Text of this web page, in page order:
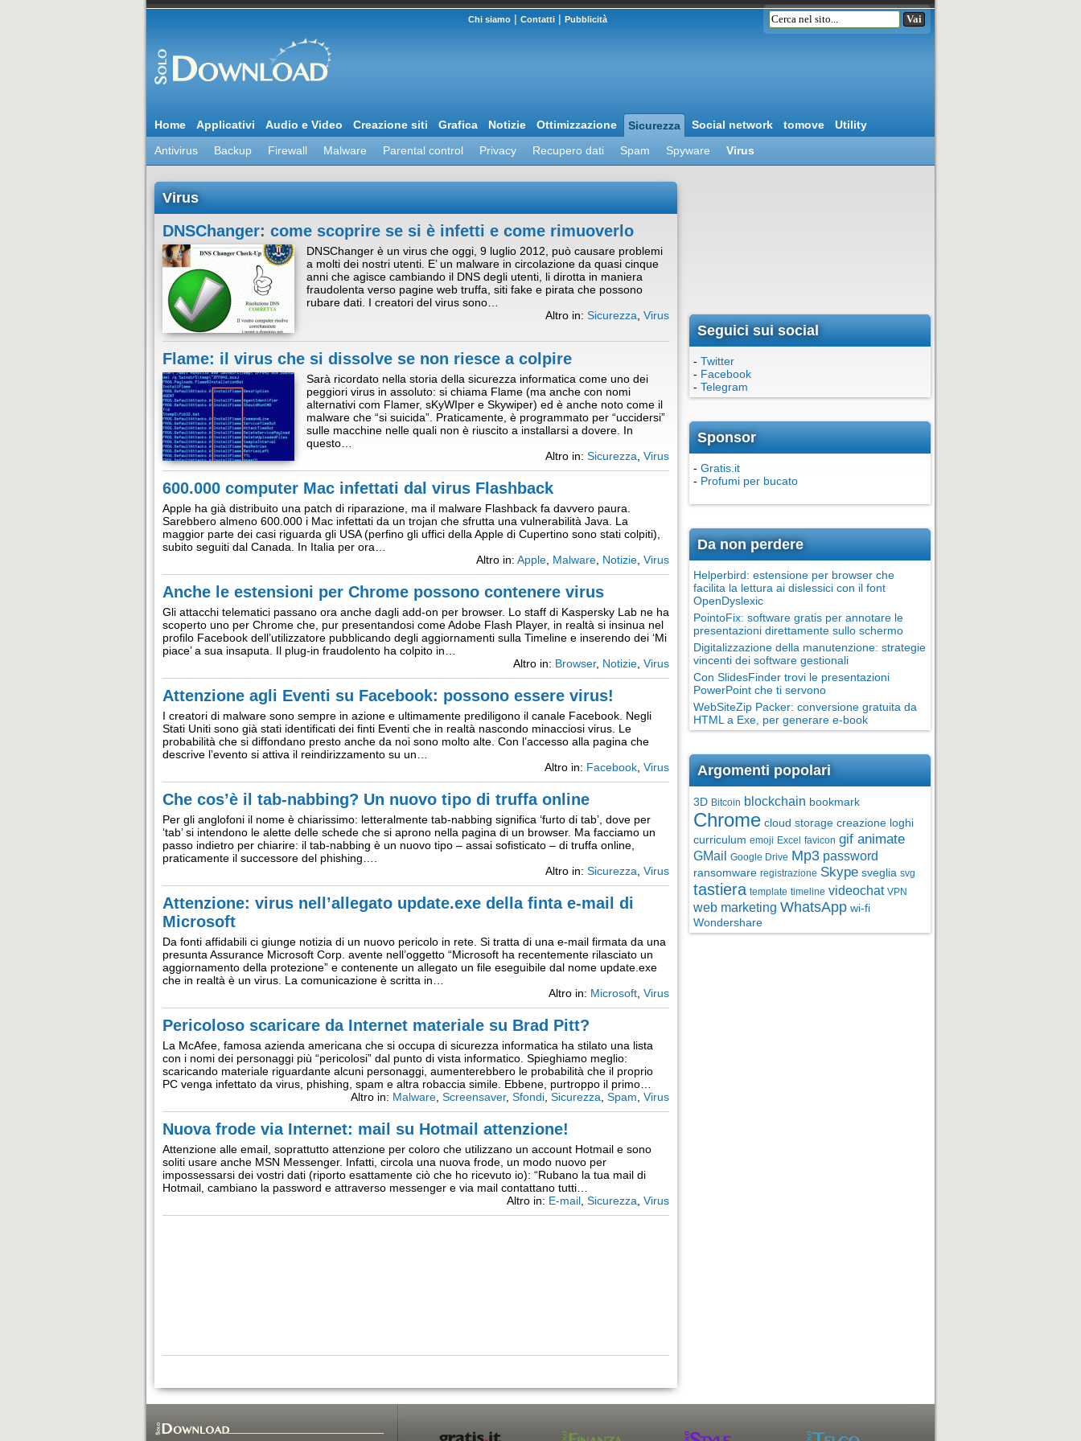
Chi siamo | Contatti | Pubblicità
Home Applicativi Audio e Video Creazione siti Grafica Notizie Ottimizzazione Sicurezza Social network tomove
Utility
Antivirus
Backup Firewall Malware Parental control Privacy Recupero dati Spam Spyware Virus
Virus
DNSChanger: come scoprire se si è infetti e come rimuoverlo
DNSChanger è un virus che oggi, 9 luglio 2012, può causare problemi
a molti dei nostri utenti. E’ un malware in circolazione da quasi cinque
anni che agisce cambiando il DNS degli utenti, li dirotta in maniera
fraudolenta verso pagine web truffa, siti fake e pirata che possono
rubare dati. I creatori del virus sono…
Altro in: Sicurezza Virus
Flame: il virus che si dissolve se non riesce a colpire
Sarà ricordato nella storia della sicurezza informatica come uno dei
peggiori virus in assoluto: si chiama Flame (ma anche con nomi
alternativi com Flamer, sKyWIper e Skywiper) ed è anche noto come il
malware che “si suicida”. Praticamente, è programmato per “uccidersi”
sulle macchine nelle quali non è riuscito a installarsi a dovere. In
questo…
Altro in: Sicurezza Virus
600.000 computer Mac infettati dal virus Flashback
Apple ha già distribuito una patch di riparazione, ma il malware Flashback fa davvero paura.
Sarebbero almeno 600.000 i Mac infettati da un trojan che sfrutta una vulnerabilità Java. La
maggior parte dei casi riguarda gli USA (perfino gli uffici della Apple di Cupertino sono stati colpiti),
subito seguiti dal Canada. In Italia per ora…
Altro in: Apple Malware Notizie Virus
Anche le estensioni per Chrome possono contenere virus
Gli attacchi telematici passano ora anche dagli add-on per browser. Lo staff di Kaspersky Lab ne ha
scoperto uno per Chrome che, pur presentandosi come Adobe Flash Player, in realtà si insinua nel
profilo Facebook dell’utilizzatore pubblicando degli aggiornamenti sulla Timeline e inserendo dei ‘Mi
piace’ a sua insaputa. Il plug-in fraudolento ha colpito in…
Altro in: Browser, Notizie Virus
Attenzione agli Eventi su Facebook: possono essere virus!
I creatori di malware sono sempre in azione e ultimamente prediligono il canale Facebook. Negli
Stati Uniti sono già stati identificati dei finti Eventi che in realtà nascondo minacciosi virus. Le
probabilità che si diffondano presto anche da noi sono molto alte. Con l’accesso alla pagina che
descrive l’evento si attiva il reindirizzamento su un…
Altro in: Facebook Virus
Che cos’è il tab-nabbing? Un nuovo tipo di truffa online
Per gli anglofoni il nome è chiarissimo: letteralmente tab-nabbing significa ‘furto di tab’, dove per
‘tab’ si intendono le alette delle schede che si aprono nella pagina di un browser. Ma facciamo un
passo indietro per chiarire: il tab-nabbing è un nuovo tipo – assai sofisticato – di truffa online,
praticamente il successore del phishing….
Altro in: Sicurezza Virus
Attenzione: virus nell’allegato update.exe della finta e-mail di
Microsoft
Da fonti affidabili ci giunge notizia di un nuovo pericolo in rete. Si tratta di una e-mail firmata da una
presunta Assurance Microsoft Corp. avente nell’oggetto “Microsoft ha recentemente rilasciato un
aggiornamento della protezione” e contenente un allegato un file eseguibile dal nome update.exe
che in realtà è un virus. La comunicazione è scritta in…
Altro in: Microsoft Virus
Pericoloso scaricare da Internet materiale su Brad Pitt?
La McAfee, famosa azienda americana che si occupa di sicurezza informatica ha stilato una lista
con i nomi dei personaggi più “pericolosi” dal punto di vista informatico. Spieghiamo meglio:
scaricando materiale riguardante alcuni personaggi, aumenterebbero le probabilità che il proprio
PC venga infettato da virus, phishing, spam e altra robaccia simile. Ebbene, purtroppo il primo…
Altro in: Malware Screensaver, Sfondi Sicurezza Spam Virus
Nuova frode via Internet: mail su Hotmail attenzione!
Attenzione alle email, soprattutto attenzione per coloro che utilizzano un account Hotmail e sono
soliti usare anche MSN Messenger. Infatti, circola una nuova frode, un modo nuovo per
impossessarsi dei vostri dati (riporto esattamente ciò che ho ricevuto io): “Rubano la tua mail di
Hotmail, cambiano la password e attraverso messenger e via mail contattano tutti…
Altro in: E-mail Sicurezza Virus
Seguici sui social
- Twitter
- Facebook
- Telegram
Sponsor
- Gratis.it
- Profumi per bucato
Da non perdere
Helperbird: estensione per browser che
facilita la lettura ai dislessici con il font
OpenDyslexic
PointoFix: software gratis per annotare le
presentazioni direttamente sullo schermo
Digitalizzazione della manutenzione: strategie
vincenti dei software gestionali
Con SlidesFinder trovi le presentazioni
PowerPoint che ti servono
WebSiteZip Packer: conversione gratuita da
HTML a Exe, per generare e-book
Argomenti popolari
3D Bitcoin blockchain bookmark
Chrome cloud storage creazione loghi
curriculum emoji Excel favicon gif animate
GMail Google Drive Mp3 password
ransomware registrazione Skype sveglia svg
tastiera template timeline videochat VPN
web marketing WhatsApp wi-fi
Wondershare